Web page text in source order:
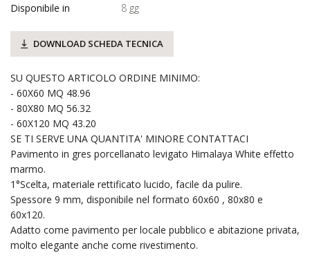
Disponibile in
8 gg
DOWNLOAD SCHEDA TECNICA
SU QUESTO ARTICOLO ORDINE MINIMO:
- 60X60 MQ 48.96
- 80X80 MQ 56.32
- 60X120 MQ 43.20
SE TI SERVE UNA QUANTITA' MINORE CONTATTACI
Pavimento in gres porcellanato levigato Himalaya White effetto
marmo.
1°Scelta, materiale rettificato lucido, facile da pulire.
Spessore 9 mm, disponibile nel formato 60x60 , 80x80 e
60x120.
Adatto come pavimento per locale pubblico e abitazione privata,
molto elegante anche come rivestimento.